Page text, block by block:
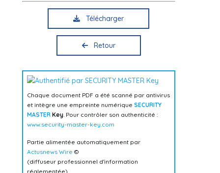
Télécharger
Retour
Chaque document PDF a été scanné par antivirus
et intègre une empreinte numérique SECURITY
MASTERKey. Pour contrôler son authenticité :
www.security-master-key.com
Partie alimentée automatiquement par
Actusnews Wire ©
(diffuseur professionnel d'information
réglementée)